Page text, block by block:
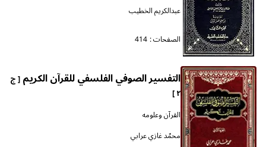
عبدالكريم الخطيب
الصفحات : 414
التفسير الصوفي الفلسفي للقرآن الكريم[ ج
٢ ]
القرآن وعلومه
محمّد غازي عرابي